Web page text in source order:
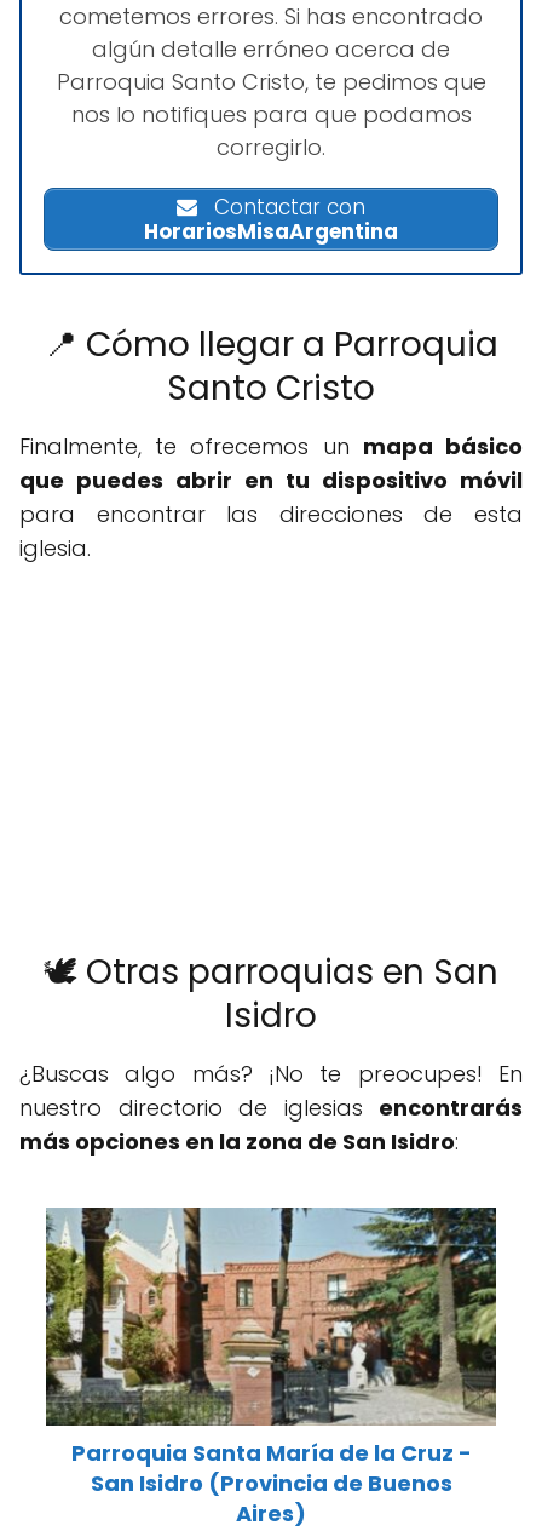
cometemos errores. Si has encontrado
algún detalle erróneo acerca de
Parroquia Santo Cristo, te pedimos que
nos lo notifiques para que podamos
corregirlo.
Contactar con
HorariosMisaArgentina
📍 Cómo llegar a Parroquia
Santo Cristo
Finalmente, te ofrecemos un mapa básico
que puedes abrir en tu dispositivo móvil
para encontrar las direcciones de esta
iglesia.
🕊️ Otras parroquias en San
Isidro
¿Buscas algo más? ¡No te preocupes! En
nuestro directorio de iglesias encontrarás
más opciones en la zona de San Isidro:
Parroquia Santa María de la Cruz -
San Isidro (Provincia de Buenos
Aires)